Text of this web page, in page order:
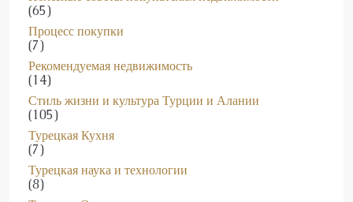
Процесс покупки
(7)
Рекомендуемая недвижимость
(14)
Стиль жизни и культура Турции и Алании
(105)
Турецкая Кухня
(7)
Турецкая наука и технологии
(8)
Турецкая Экономика